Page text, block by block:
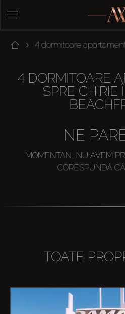
4 dormitoare
4 DORMITOARE
SPRE CHIRIE
NE
MOMENTAN, NU AVEM
CORESPUNDĂ
TOATE